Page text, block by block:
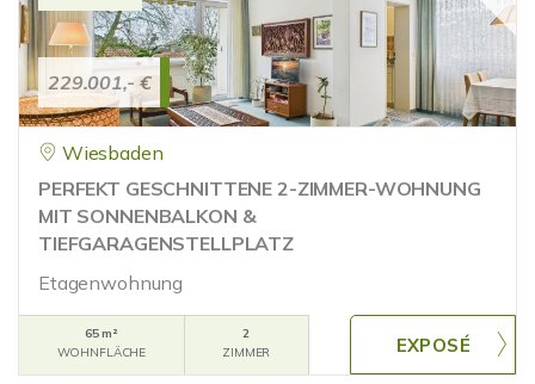
229.001,- €
Wiesbaden
PERFEKT GESCHNITTENE 2-ZIMMER-WOHNUNG
MIT SONNENBALKON &
TIEFGARAGENSTELLPLATZ
Etagenwohnung
65 m²
WOHNFLÄCHE
2
ZIMMER